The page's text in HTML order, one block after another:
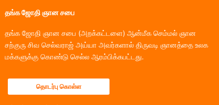
தங்க ஜோதி ஞான சபை
தங்க ஜோதி ஞான சபை (அறக்கட்டளை) ஆன்மீக செம்மல் ஞான
சற்குரு சிவ செல்வராஜ் அய்யா அவர்களால் திருவடி ஞானத்தை உலக
மக்களுக்கு கொண்டு செல்ல ஆரம்பிக்கபட்டது.
தொடர்பு கொள்ள